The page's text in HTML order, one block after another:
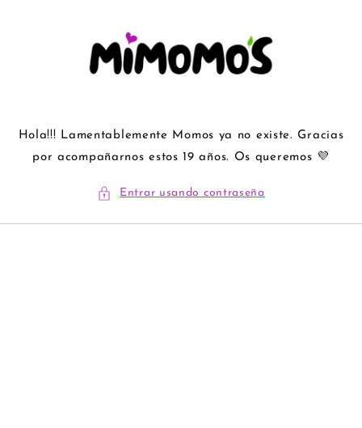
Hola!!! Lamentablemente Momos ya no existe. Gracias
por acompañarnos estos 19 años. Os queremos 💜
Entrar usando contraseña